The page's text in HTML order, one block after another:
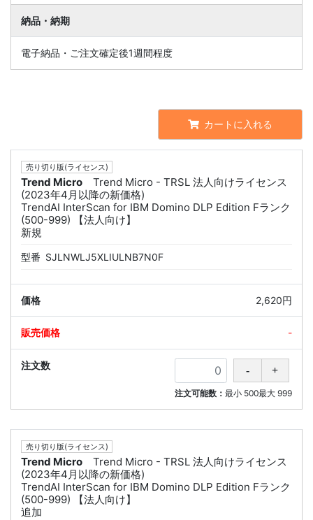
納品・納期
電子納品・ご注文確定後1週間程度
カートに入れる
売り切り版(ライセンス)
Trend Micro
Trend Micro - TRSL 法人向けライセンス
(2023年4月以降の新価格)
TrendAI InterScan for IBM Domino DLP Edition Fランク
(500-999) 【法人向け】
新規
型番 SJLNWLJ5XLIULNB7N0F
2,620円
-
注文可能数： 最小 500最大 999
売り切り版(ライセンス)
Trend Micro
Trend Micro - TRSL 法人向けライセンス
(2023年4月以降の新価格)
TrendAI InterScan for IBM Domino DLP Edition Fランク
(500-999) 【法人向け】
追加